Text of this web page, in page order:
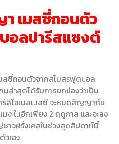
เมสซี่ถอนตัว
อลปารีสแซงต์
มสซี่ถอนตัวจากสโมสรฟุตบอล
ล่าสุดได้รับการยกย่องว่าเป็น
ร์ลิโอเนลเมสซี จะหมดสัญญากับ
ง ในอีกเพียง 2 ฤดูกาล และจะลง
าวฝรั่งเศสในช่วงสุดสัปดาห์นี้
วเอง